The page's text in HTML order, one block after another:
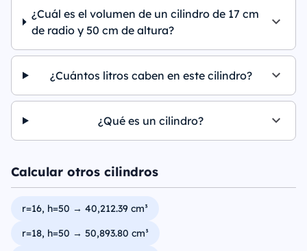
¿Cuál es el volumen de un cilindro de 17 cm
de radio y 50 cm de altura?
¿Cuántos litros caben en este cilindro?
¿Qué es un cilindro?
Calcular otros cilindros
r=16, h=50 → 40,212.39 cm³
r=18, h=50 → 50,893.80 cm³